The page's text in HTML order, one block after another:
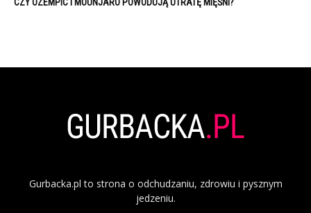
Gurbacka.pl to strona o odchudzaniu, zdrowiu i pysznym
jedzeniu.